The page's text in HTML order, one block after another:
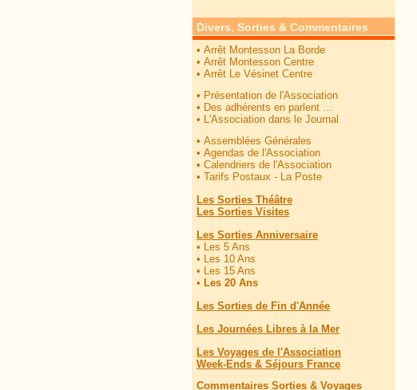
Divers, Sorties & Commentaires
• Arrêt Montesson La Borde
• Arrêt Montesson Centre
• Arrêt Le Vésinet Centre
• Présentation de l'Association
• Des adhérents en parlent …
• L'Association dans le Journal
• Assemblées Générales
• Agendas de l'Association
• Calendriers de l'Association
• Tarifs Postaux - La Poste
Les Sorties Théâtre
Les Sorties Visites
Les Sorties Anniversaire
• Les 5 Ans
• Les 10 Ans
• Les 15 Ans
• Les 20 Ans
Les Sorties de Fin d'Année
Les Journées Libres à la Mer
Les Voyages de l'Association
Week-Ends & Séjours France
Commentaires Sorties & Voyages